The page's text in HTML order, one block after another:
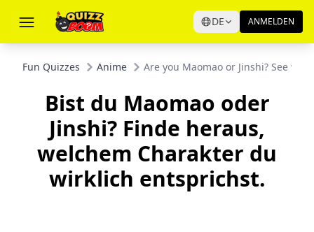
DE ANMELDEN
Fun Quizzes Anime Are you Maomao or Jinshi? See
Bist du Maomao oder
Jinshi? Finde heraus,
welchem Charakter du
wirklich entsprichst.